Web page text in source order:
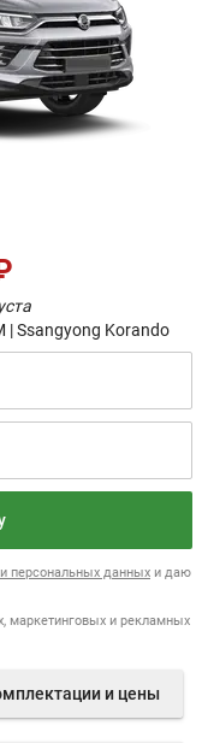
| Ssangyong Korando
персональных данных и даю
маркетинговых и рекламных
и цены